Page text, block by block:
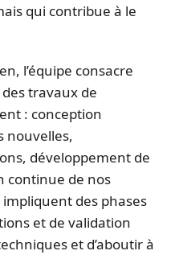
qui contribue à le
l’équipe consacre
travaux de
: conception
nouvelles,
développement de
continue de nos
des phases
et de validation
et d’aboutir à